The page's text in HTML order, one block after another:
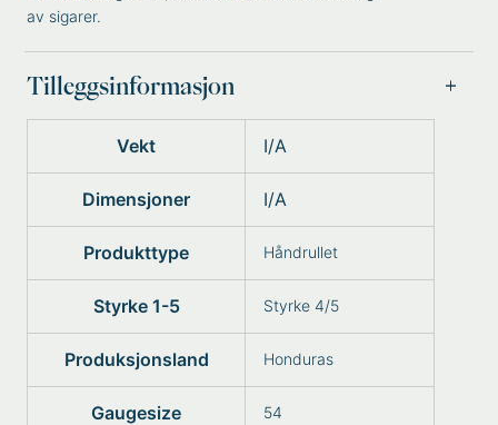
av sigarer.
Tilleggsinformasjon
Vekt I/A
Dimensjoner I/A
Produkttype Håndrullet
Styrke 1-5 Styrke 4/5
Produksjonsland Honduras
Gaugesize 54